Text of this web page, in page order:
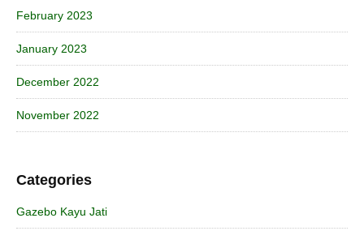
February 2023
January 2023
December 2022
November 2022
Categories
Gazebo Kayu Jati